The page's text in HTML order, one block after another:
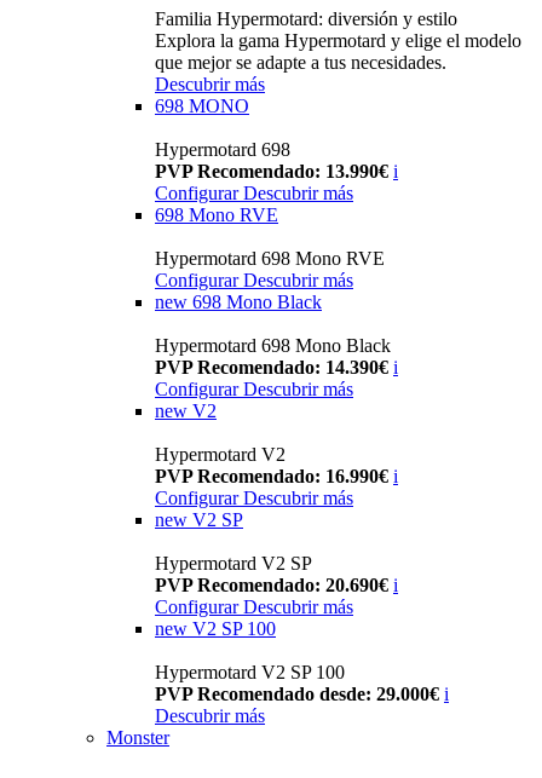
Familia Hypermotard: diversión y estilo
Explora la gama Hypermotard y elige el modelo
que mejor se adapte a tus necesidades.
Descubrir más
698 MONO
Hypermotard 698
PVP Recomendado: 13.990€ i
ConfigurarDescubrir más
698 Mono RVE
Hypermotard 698 Mono RVE
Configurar Descubrir más
new 698 Mono Black
Hypermotard 698 Mono Black
PVP Recomendado: 14.390€ i
Configurar Descubrir más
new V2
Hypermotard V2
PVP Recomendado: 16.990€ i
Configurar Descubrir más
new V2 SP
Hypermotard V2 SP
PVP Recomendado: 20.690€ i
Configurar Descubrir más
new V2 SP 100
Hypermotard V2 SP 100
PVP Recomendado desde: 29.000€ i
Descubrir más
Monster